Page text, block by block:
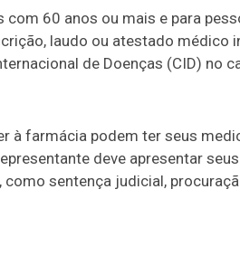
60 anos ou mais e para
laudo ou atestado médico
de Doenças (CID) no
à farmácia podem ter seus
deve apresentar
sentença judicial,